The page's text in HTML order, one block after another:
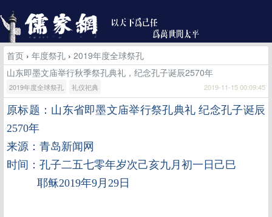
首页 › 年度祭孔 › 2019年度全球祭孔
山东即墨文庙举行秋季祭孔典礼，纪念孔子诞辰2570年
2019年度全球祭孔 礼仪祀典 2019-11-15 00:09:45
原标题：山东省即墨文庙举行祭孔典礼 纪念孔子诞辰
2570年
来源：青岛新闻网
时间：孔子二五七零年岁次己亥九月初一日己巳
耶稣2019年9月29日